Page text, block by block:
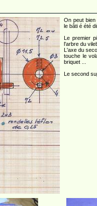
On peut bien
le bâti é été
Le premier
l'arbre du
L'axe du
touche le
briquet ...
Le second